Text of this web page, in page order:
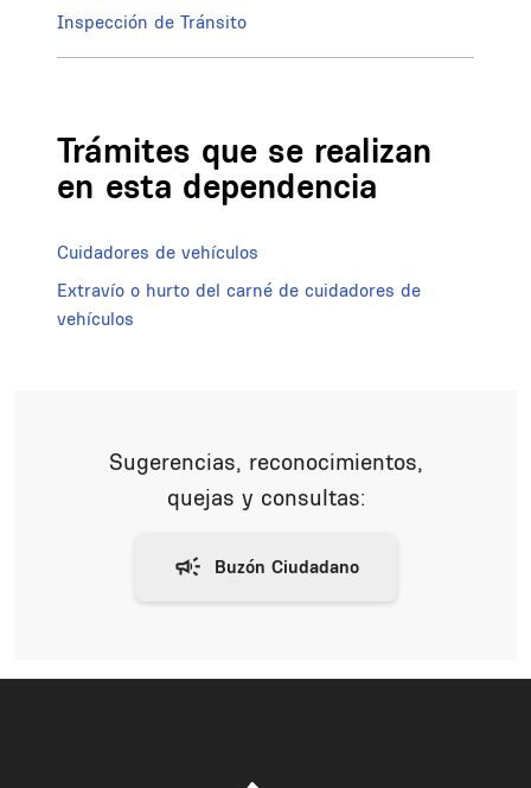
Inspección de Tránsito
Trámites que se realizan
en esta dependencia
Cuidadores de vehículos
Extravío o hurto del carné de cuidadores de
vehículos
Sugerencias, reconocimientos,
quejas y consultas: